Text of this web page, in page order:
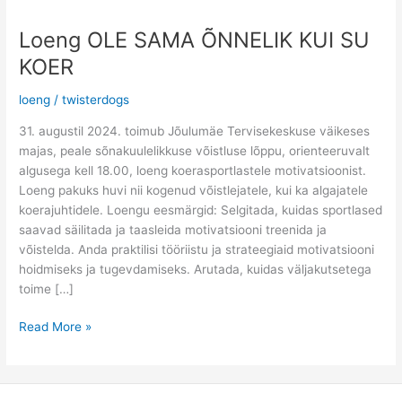
Loeng OLE SAMA ÕNNELIK KUI SU
KOER
loeng /twisterdogs
31. augustil 2024. toimub Jõulumäe Tervisekeskuse väikeses
majas, peale sõnakuulelikkuse võistluse lõppu, orienteeruvalt
algusega kell 18.00, loeng koerasportlastele motivatsioonist.
Loeng pakuks huvi nii kogenud võistlejatele, kui ka algajatele
koerajuhtidele. Loengu eesmärgid: Selgitada, kuidas sportlased
saavad säilitada ja taasleida motivatsiooni treenida ja
võistelda. Anda praktilisi tööriistu ja strateegiaid motivatsiooni
hoidmiseks ja tugevdamiseks. Arutada, kuidas väljakutsetega
toime […]
Loeng
OLE
SAMA
ÕNNELIK
SU
KOER
Read More »